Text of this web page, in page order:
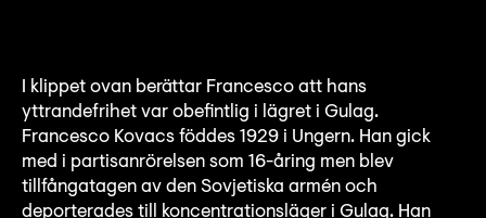
I klippet ovan berättar Francesco att hans
yttrandefrihet var obefintlig i lägret i Gulag.
Francesco Kovacs föddes 1929 i Ungern. Han gick
med i partisanrörelsen som 16-åring men blev
tillfångatagen av den Sovjetiska armén och
deporterades till koncentrationsläger i Gulag. Han